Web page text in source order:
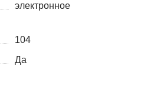
электронное
104
Да